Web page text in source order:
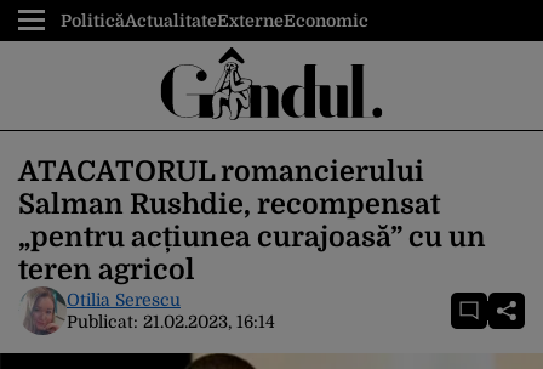
PoliticăActualitateExterneEconomic
ATACATORUL romancierului
Salman Rushdie, recompensat
„pentru acțiunea curajoasă” cu un
teren agricol
Otilia Serescu
Publicat: 21.02.2023, 16:14